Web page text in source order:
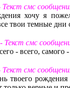
Текст смс
хочу я
твои темные дни
Текст смс
- всего,
Текст смс
твоего